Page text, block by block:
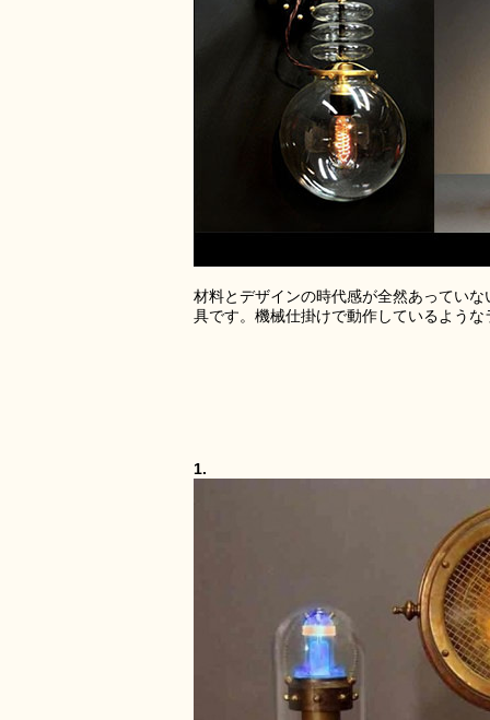
材料とデザインの時代感が全然あってい
具です。機械仕掛けで動作しているよう
1.